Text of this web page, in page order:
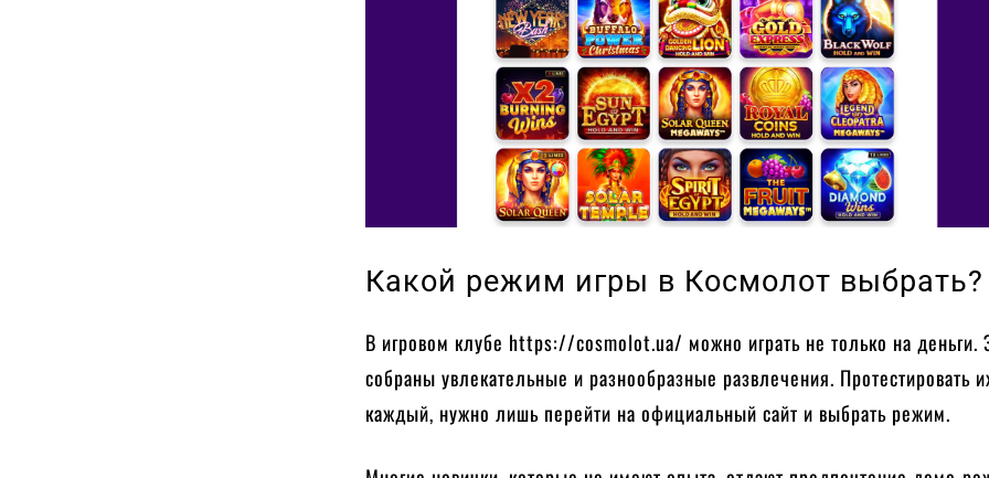
Какой режим игры в Космолот выбрать?
В игровом клубе https://cosmolot.ua/ можно играть не только на деньги.
собраны увлекательные и разнообразные развлечения. Протестировать
каждый, нужно лишь перейти на официальный сайт и выбрать режим.